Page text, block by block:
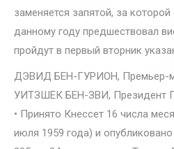
заменяется запятой, за
данному году предшествовал
пройдут в первый вторник
ДЭВИД БЕН-ГУРИОН, Премьер-
УИТЗШЕК БЕН-ЗВИ, Президент
• Принято Кнессет 16 числа
июля 1959 года) и